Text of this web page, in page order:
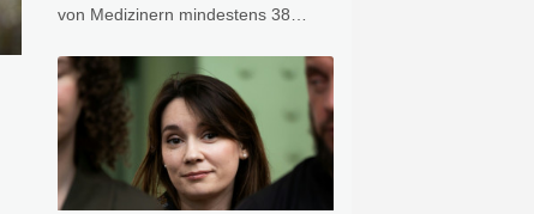
von Medizinern mindestens 38
Die Huthis reklamierten die Attacken
für sich, einem jemenitischen
Militärvertreter zufolge richteten sie
sich gegen Armeelager im Zentrum
des Landes und nahe der Grenze
zu Saudi-Arabien.